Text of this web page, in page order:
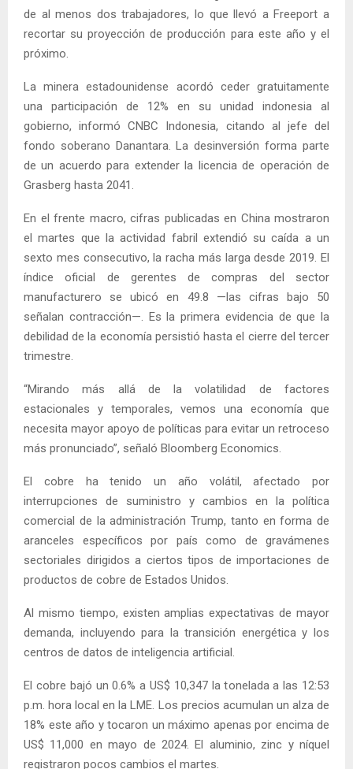
de al menos dos trabajadores, lo que llevó a Freeport a
recortar su proyección de producción para este año y el
próximo.
La minera estadounidense acordó ceder gratuitamente
una participación de 12% en su unidad indonesia al
gobierno, informó CNBC Indonesia, citando al jefe del
fondo soberano Danantara. La desinversión forma parte
de un acuerdo para extender la licencia de operación de
Grasberg hasta 2041.
En el frente macro, cifras publicadas en China mostraron
el martes que la actividad fabril extendió su caída a un
sexto mes consecutivo, la racha más larga desde 2019. El
índice oficial de gerentes de compras del sector
manufacturero se ubicó en 49.8 —las cifras bajo 50
señalan contracción—. Es la primera evidencia de que la
debilidad de la economía persistió hasta el cierre del tercer
trimestre.
“Mirando más allá de la volatilidad de factores
estacionales y temporales, vemos una economía que
necesita mayor apoyo de políticas para evitar un retroceso
más pronunciado”, señaló Bloomberg Economics.
El cobre ha tenido un año volátil, afectado por
interrupciones de suministro y cambios en la política
comercial de la administración Trump, tanto en forma de
aranceles específicos por país como de gravámenes
sectoriales dirigidos a ciertos tipos de importaciones de
productos de cobre de Estados Unidos.
Al mismo tiempo, existen amplias expectativas de mayor
demanda, incluyendo para la transición energética y los
centros de datos de inteligencia artificial.
El cobre bajó un 0.6% a US$ 10,347 la tonelada a las 12:53
p.m. hora local en la LME. Los precios acumulan un alza de
18% este año y tocaron un máximo apenas por encima de
US$ 11,000 en mayo de 2024. El aluminio, zinc y níquel
registraron pocos cambios el martes.